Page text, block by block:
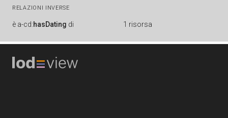
RELAZIONI INVERSE
è a-cd:hasDating di 1 risorsa